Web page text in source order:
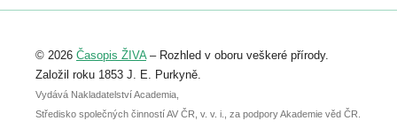
Registrovat se můžete do 6. září.
abstraktu přihlášené přednášky nebo
posteru je už 30. června.
© 2026 Časopis ŽIVA– Rozhled v oboru veškeré přírody.
Založil roku 1853 J. E. Purkyně.
Vydává Nakladatelství Academia,
Středisko společných činností AV ČR, v. v. i., za podpory Akademie věd ČR.